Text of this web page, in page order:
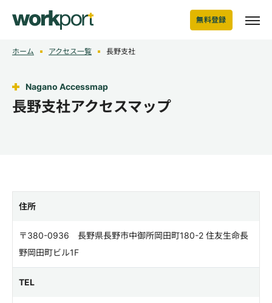
無料登録
ホーム アクセス一覧 長野支社
Nagano Accessmap
長野支社アクセスマップ
住所
〒380-0936 長野県長野市中御所岡田町180-2 住友生命長
野岡田町ビル1F
TEL